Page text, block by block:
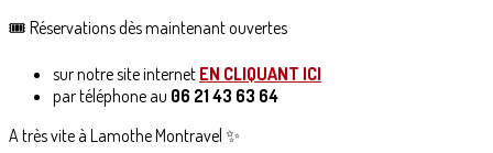
🎟️ Réservations dès maintenant ouvertes
sur notre site internet EN CLIQUANT ICI
par téléphone au 06 21 43 63 64
A très vite à Lamothe Montravel ✨